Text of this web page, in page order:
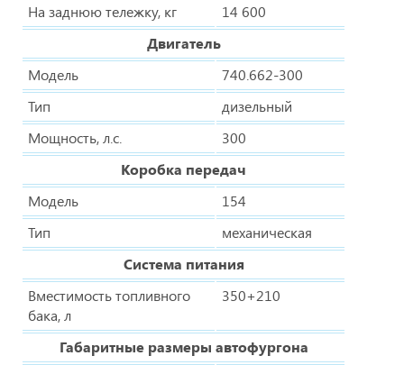
На заднюю тележку, кг
14 600
Двигатель
Модель
740.662-300
Тип
дизельный
Мощность, л.с.
300
Коробка передач
Модель
154
Тип
механическая
Система питания
Вместимость топливного
бака, л
350+210
Габаритные размеры автофургона